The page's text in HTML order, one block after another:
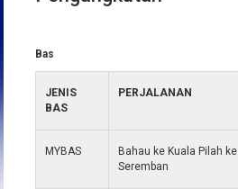
Bas
JENIS
BAS
PERJALANAN
MYBAS
Bahau ke Kuala Pilah ke
Seremban